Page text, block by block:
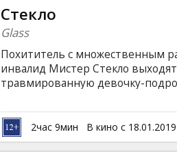
Стекло
Glass
Похититель с множественным
инвалид Мистер Стекло
травмированную девочку-
русском языках.
2час 9мин В кино с 18.01.2019